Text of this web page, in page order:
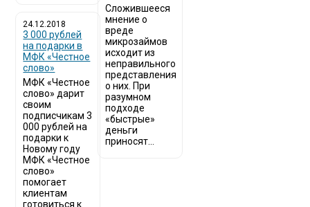
24.12.2018
3 000 рублей
на подарки в
МФК «Честное
слово»
МФК «Честное
слово» дарит
своим
подписчикам 3
000 рублей на
подарки к
Новому году
МФК «Честное
слово»
помогает
клиентам
готовиться к
Сложившееся
мнение о
вреде
микрозаймов
исходит из
неправильного
представления
о них. При
разумном
подходе
«быстрые»
деньги
приносят...